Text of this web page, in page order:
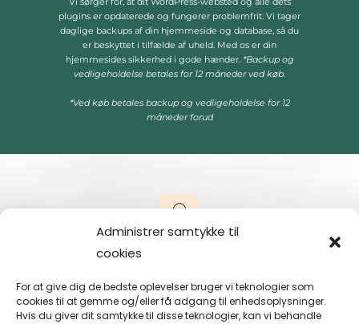
Administrer samtykke til
cookies
For at give dig de bedste oplevelser bruger vi teknologier som
cookies til at gemme og/eller få adgang til enhedsoplysninger.
Hvis du giver dit samtykke til disse teknologier, kan vi behandle
plugins er opdaterede og fungerer problemfrit. Vi tager
daglige backups af din hjemmeside og database, så du
er beskyttet i tilfælde af uheld. Med os er din
hjemmesides sikkerhed i gode hænder. *Backup og
vedligeholdelse betales for 12 måneder ved køb.
*Ved køb betales backup og vedligeholdelse for 12
måneder forud
Har du spørgsmål til vedligeholdelse?
Kontakt os